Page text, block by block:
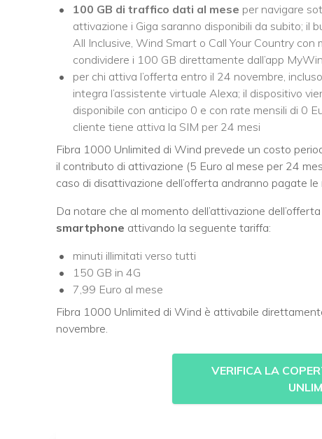
100 GB di traffico dati al mese per navigare
attivazione i Giga saranno disponibili da subito; il
All Inclusive, Wind Smart o Call Your Country
condividere i 100 GB direttamente dall’app
per chi attiva l’offerta entro il 24 novembre, incluso
integra l’assistente virtuale Alexa; il dispositivo
disponibile con anticipo 0 e con rate mensili di 0
cliente tiene attiva la SIM per 24 mesi
Fibra 1000 Unlimited di Wind prevede un costo
il contributo di attivazione (5 Euro al mese per 24
caso di disattivazione dell’offerta andranno pagate
Da notare che al momento dell’attivazione
smartphone attivando la seguente tariffa:
minuti illimitati verso tutti
150 GB in 4G
7,99 Euro al mese
Fibra 1000 Unlimited di Wind è attivabile
novembre.
VERIFICA LA